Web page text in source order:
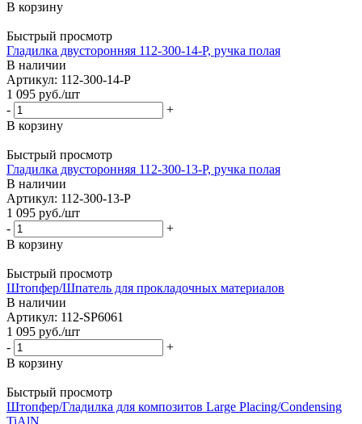
В корзину
Быстрый просмотр
Гладилка двусторонняя 112-300-14-P, ручка полая
В наличии
Артикул: 112-300-14-P
1 095 руб./шт
-
+
В корзину
Быстрый просмотр
Гладилка двусторонняя 112-300-13-P, ручка полая
В наличии
Артикул: 112-300-13-P
1 095 руб./шт
-
+
В корзину
Быстрый просмотр
Штопфер/Шпатель для прокладочных материалов
В наличии
Артикул: 112-SP6061
1 095 руб./шт
-
+
В корзину
Быстрый просмотр
Штопфер/Гладилка для композитов Large Placing/Condensing
TiAlN